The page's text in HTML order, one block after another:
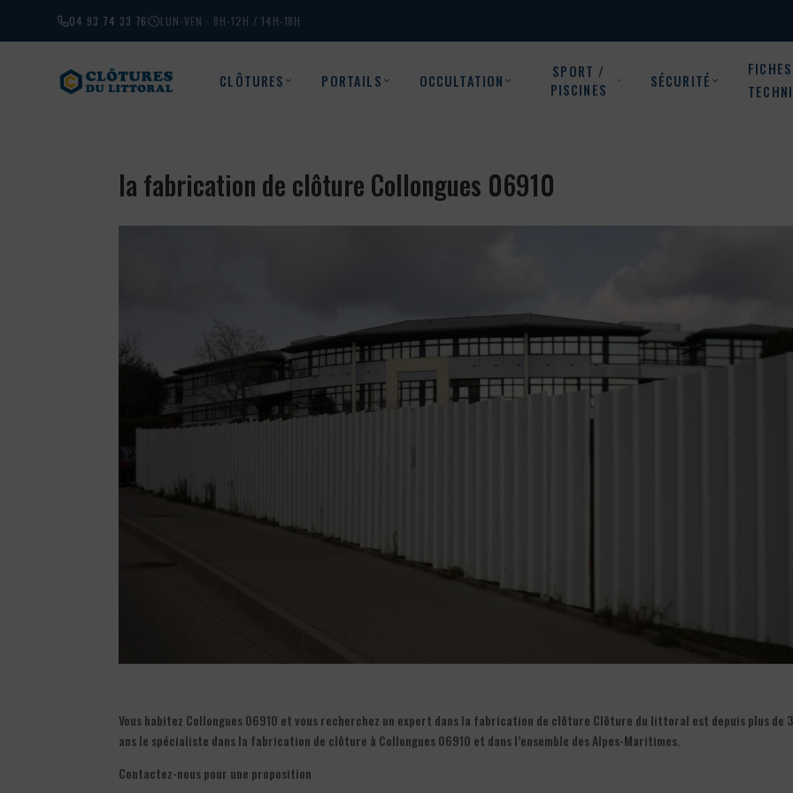
04 93 74 33 76 LUN-VEN · 8H-12H / 14H-18H
CLÔTURES PORTAILS OCCULTATION
SPORT /
PISCINES
SÉCURITÉ
FICHES
la fabrication de clôture Collongues 06910
Vous habitez Collongues 06910 et vous recherchez un expert dans la fabrication de clôture Clôture du littoral est depuis plus de
ans le spécialiste dans la fabrication de clôture à Collongues 06910 et dans l’ensemble des Alpes-Maritimes.
Contactez-nous pour une proposition